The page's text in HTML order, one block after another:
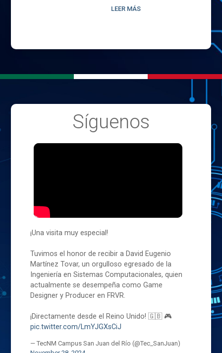
LEER MÁS
Síguenos
¡Una visita muy especial!
Tuvimos el honor de recibir a David Eugenio
Martínez Tovar, un orgulloso egresado de la
Ingeniería en Sistemas Computacionales, quien
actualmente se desempeña como Game
Designer y Producer en FRVR.
¡Directamente desde el Reino Unido! 🇬🇧 🎮
pic.twitter.com/LmYJGXsCiJ
— TecNM Campus San Juan del Río (@Tec_SanJuan)